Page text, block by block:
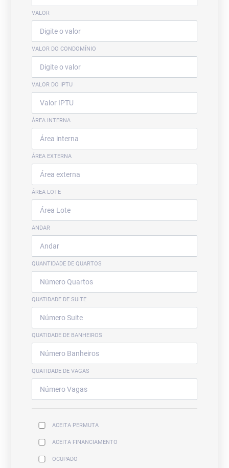
VALOR
VALOR DO CONDOMÍNIO
VALOR DO IPTU
ÁREA INTERNA
ÁREA EXTERNA
ÁREA LOTE
ANDAR
QUANTIDADE DE QUARTOS
QUATIDADE DE SUITE
QUATIDADE DE BANHEIROS
QUATIDADE DE VAGAS
ACEITA PERMUTA
ACEITA FINANCIAMENTO
OCUPADO